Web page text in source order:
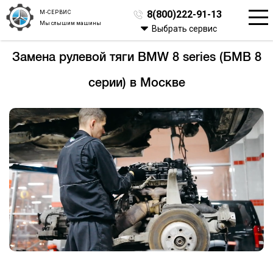
М-СЕРВИС
Мы слышим машины
8(800)222-91-13
Выбрать сервис
Замена рулевой тяги BMW 8 series (БМВ 8
серии) в Москве